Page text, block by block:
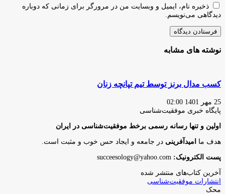
ذخیره نام، ایمیل و وبسایت من در مرورگر برای زمانی که دوباره
دیدگاهی می‌نویسم.
نوشته های مشابه
کسب مدال برنز توسط تیم تپانچه زنان
25 مهر 1401 02:00
پایگاه‌ خبری موفقیت‌شناسی
اولین و تنها رسانه رسمی برخط موفقیت‌شناسی در ایران
هدف ما امیدآفرینی در جامعه و ایجاد حس خوب و مثبت است.
پست الکترونیک:
آخرین کتاب‌های منتشر شده
انتشارات موفقیت‌شناسی
محک